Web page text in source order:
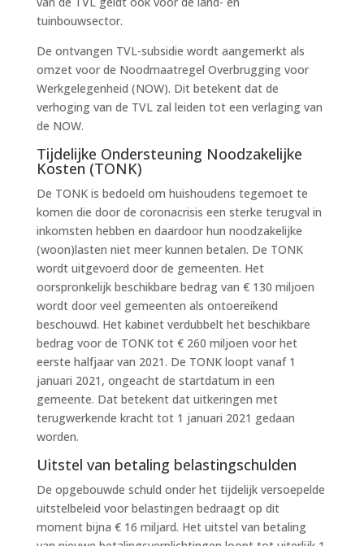
tuinbouwsector.
De ontvangen TVL-subsidie wordt aangemerkt als
omzet voor de Noodmaatregel Overbrugging voor
Werkgelegenheid (NOW). Dit betekent dat de
verhoging van de TVL zal leiden tot een verlaging van
de NOW.
Tijdelijke Ondersteuning Noodzakelijke
Kosten (TONK)
De TONK is bedoeld om huishoudens tegemoet te
komen die door de coronacrisis een sterke terugval in
inkomsten hebben en daardoor hun noodzakelijke
(woon)lasten niet meer kunnen betalen. De TONK
wordt uitgevoerd door de gemeenten. Het
oorspronkelijk beschikbare bedrag van € 130 miljoen
wordt door veel gemeenten als ontoereikend
beschouwd. Het kabinet verdubbelt het beschikbare
bedrag voor de TONK tot € 260 miljoen voor het
eerste halfjaar van 2021. De TONK loopt vanaf 1
januari 2021, ongeacht de startdatum in een
gemeente. Dat betekent dat uitkeringen met
terugwerkende kracht tot 1 januari 2021 gedaan
worden.
Uitstel van betaling belastingschulden
De opgebouwde schuld onder het tijdelijk versoepelde
uitstelbeleid voor belastingen bedraagt op dit
moment bijna € 16 miljard. Het uitstel van betaling